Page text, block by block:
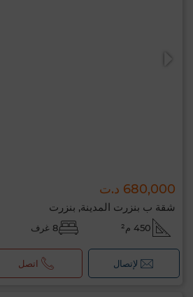
680,000 د.ت
شقة ب بنزرت المدينة, بنزرت
450 م² 8 غرف
لإتصال اتصل